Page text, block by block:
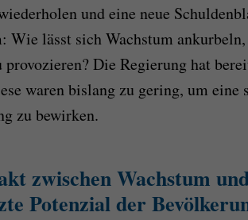
und eine neue
Wie lässt sich Wachstum ankurbeln,
provozieren? Die Regierung hat
waren bislang zu gering, um eine
zu bewirken.
zwischen Wachstum
Potenzial der